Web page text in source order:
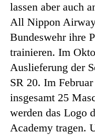
lassen aber auch
All Nippon
Bundeswehr ihre
trainieren. Im
Auslieferung der
SR 20. Im
insgesamt 25
werden das Logo
Academy tragen.